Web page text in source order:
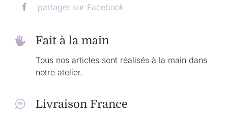
partager sur Facebook
Fait à la main
Tous nos articles sont réalisés à la main dans
notre atelier.
Livraison France